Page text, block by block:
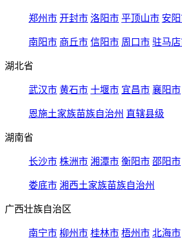
郑州市 开封市 洛阳市 平顶山市 安
南阳市 商丘市 信阳市 周口市 驻马
湖北省
武汉市 黄石市 十堰市 宜昌市 襄阳市
恩施土家族苗族自治州 直辖县级
湖南省
长沙市 株洲市 湘潭市 衡阳市 邵阳市
娄底市 湘西土家族苗族自治州
广西壮族自治区
南宁市 柳州市 桂林市 梧州市 北海市